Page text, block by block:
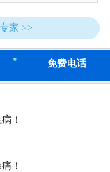
家 >>
免费电话
！
！